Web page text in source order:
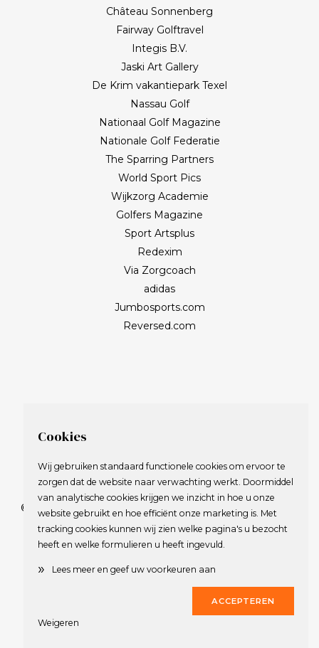
Château Sonnenberg
Fairway Golftravel
Integis B.V.
Jaski Art Gallery
De Krim vakantiepark Texel
Nassau Golf
Nationaal Golf Magazine
Nationale Golf Federatie
The Sparring Partners
World Sport Pics
Wijkzorg Academie
Golfers Magazine
Sport Artsplus
Redexim
Via Zorgcoach
adidas
Jumbosports.com
Reversed.com
© 2009-2023 Nederlandse Vereniging van Golfspelende
Journalisten.
Alle rechten voorbehouden.
Privacy Statement
Deze website werd gerealiseerd doorDirk
Cookies
Wij gebruiken standaard functionele cookies om ervoor te
zorgen dat de website naar verwachting werkt. Doormiddel
van analytische cookies krijgen we inzicht in hoe u onze
website gebruikt en hoe efficiënt onze marketing is. Met
tracking cookies kunnen wij zien welke pagina's u bezocht
heeft en welke formulieren u heeft ingevuld.
» Lees meer en geef uw voorkeuren aan
ACCEPTEREN
Weigeren